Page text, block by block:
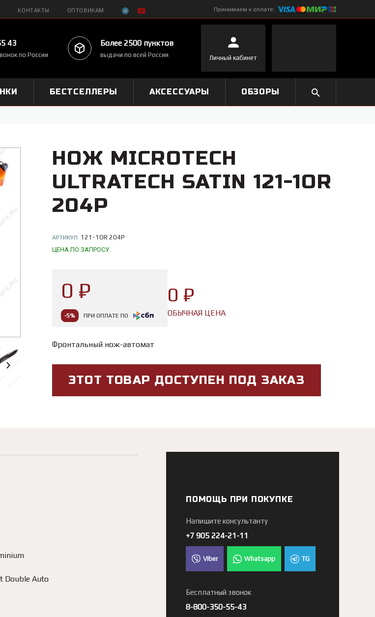
КОНТАКТЫ ОПТОВИКАМ Принимаем к оплате:
43
по России
Более 2500 пунктов
выдачи по всей России Личный кабинет
БЕСТСЕЛЛЕРЫ АКСЕССУАРЫ ОБЗОРЫ
НОЖ MICROTECH
ULTRATECH SATIN 121-1OR
204P
АРТИКУЛ: 121-1OR 204P
ЦЕНА ПО ЗАПРОСУ.
0 ₽
-5% ПРИ ОПЛАТЕ ПО
0 ₽
ОБЫЧНАЯ ЦЕНА
Фронтальный нож-автомат
ЭТОТ ТОВАР ДОСТУПЕН ПОД ЗАКАЗ
Double Auto
ПОМОЩЬ ПРИ ПОКУПКЕ
Напишите консультанту
+7 905 224-21-11
Viber Whatsapp TG
Бесплатный звонок
8-800-350-55-43